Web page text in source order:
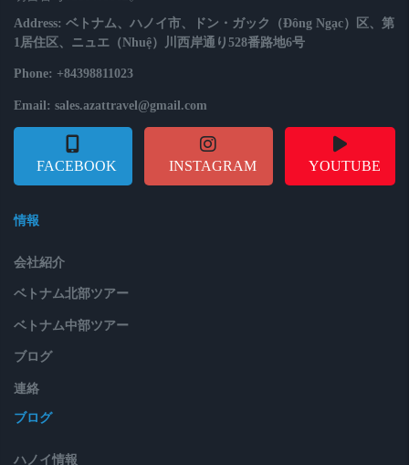
Address: ベトナム、ハノイ市、ドン・ガック（Đông Ngạc）区、第
1居住区、ニュエ（Nhuệ）川西岸通り528番路地6号
Phone: +84398811023
Email: sales.azattravel@gmail.com
FACEBOOK INSTAGRAM YOUTUBE
情報
会社紹介
ベトナム北部ツアー
ベトナム中部ツアー
ブログ
連絡
ブログ
ハノイ情報